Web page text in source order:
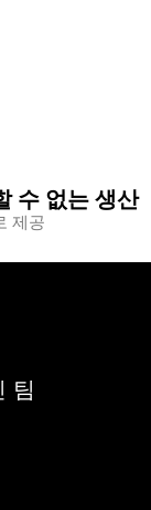
수 없는 생산
제공
팀